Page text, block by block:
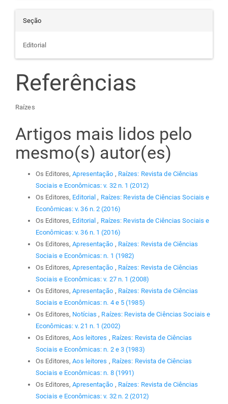
Seção
Editorial
Referências
Raízes
Artigos mais lidos pelo
mesmo(s) autor(es)
Os Editores,Apresentação , Raízes: Revista de Ciências
Sociais e Econômicas: v. 32 n. 1 (2012)
Os Editores, Editorial, Raízes: Revista de Ciências Sociais e
Econômicas: v. 36 n. 2 (2016)
Os Editores, Editorial, Raízes: Revista de Ciências Sociais e
Econômicas: v. 36 n. 1 (2016)
Os Editores,Apresentação , Raízes: Revista de Ciências
Sociais e Econômicas: n. 1 (1982)
Os Editores,Apresentação , Raízes: Revista de Ciências
Sociais e Econômicas: v. 27 n. 1 (2008)
Os Editores,Apresentação , Raízes: Revista de Ciências
Sociais e Econômicas: n. 4 e 5 (1985)
Os Editores, Notícias, Raízes: Revista de Ciências Sociais e
Econômicas: v. 21 n. 1 (2002)
Os Editores,Aos leitores , Raízes: Revista de Ciências
Sociais e Econômicas: n. 2 e 3 (1983)
Os Editores,Aos leitores , Raízes: Revista de Ciências
Sociais e Econômicas: n. 8 (1991)
Os Editores,Apresentação , Raízes: Revista de Ciências
Sociais e Econômicas: v. 32 n. 2 (2012)